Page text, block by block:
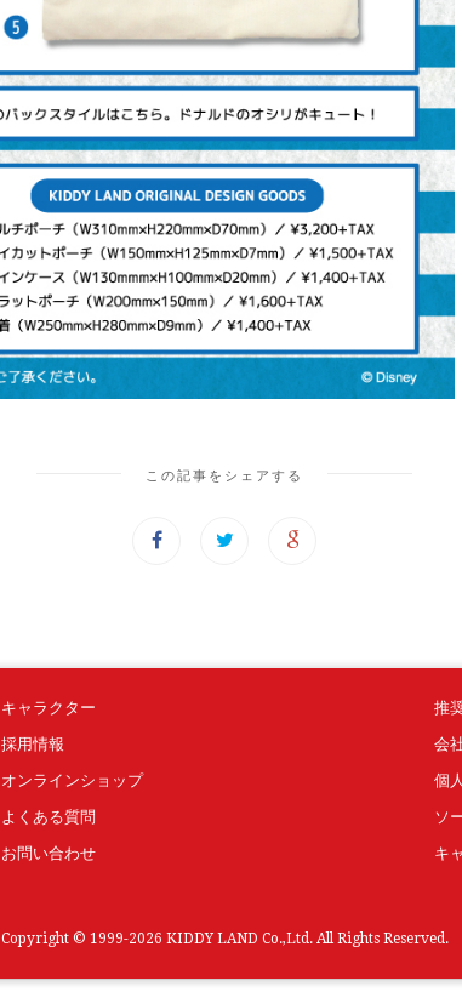
この記事をシェアする
キャラクター
採用情報
オンラインショップ
よくある質問
お問い合わせ
推
会
個
ソ
キ
Copyright © 1999-2026 KIDDY LAND Co.,Ltd. All Rights Reserved.